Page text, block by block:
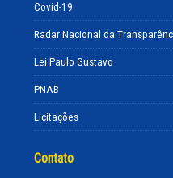
Covid-19
Radar Nacional da
Lei Paulo Gustavo
PNAB
Licitações
Contato